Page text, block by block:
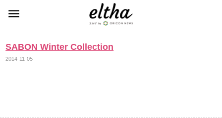
SABON Winter Collection
2014-11-05